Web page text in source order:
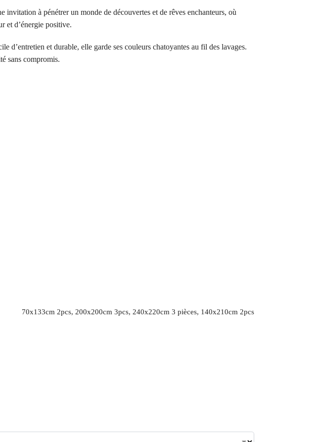
à pénétrer un monde de découvertes et de rêves enchanteurs, où
et d’énergie positive.
d’entretien et durable, elle garde ses couleurs chatoyantes au fil des lavages.
sans compromis.
70x133cm 2pcs, 200x200cm 3pcs, 240x220cm 3 pièces, 140x210cm 2pcs